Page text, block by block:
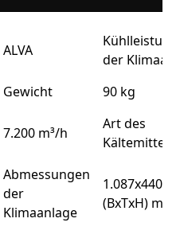
ALVA
Kühlleistung
der
Gewicht 90 kg
7.200 m³/h
Art des
Kältemittels
Abmessungen
der
Klimaanlage
(BxTxH) mm